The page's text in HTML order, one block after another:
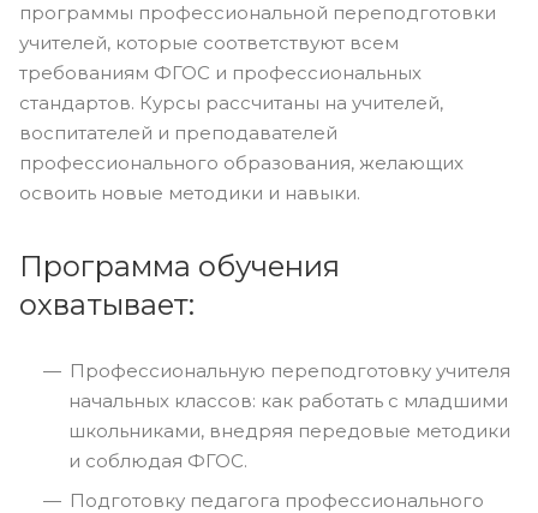
программы профессиональной переподготовки
учителей, которые соответствуют всем
требованиям ФГОС и профессиональных
стандартов. Курсы рассчитаны на учителей,
воспитателей и преподавателей
профессионального образования, желающих
освоить новые методики и навыки.
Программа обучения
охватывает:
Профессиональную переподготовку учителя
начальных классов: как работать с младшими
школьниками, внедряя передовые методики
и соблюдая ФГОС.
Подготовку педагога профессионального